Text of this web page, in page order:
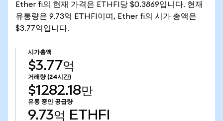
Ether fi의 현재 가격은 ETHFI당 $0.3869입니다. 현재
유통량은 9.73억 ETHFI이며, Ether fi의 시가 총액은
$3.77억입니다.
시가총액
$3.77억
거래량 (24시간)
$1282.18만
유통 중인 공급량
9.73억 ETHFI